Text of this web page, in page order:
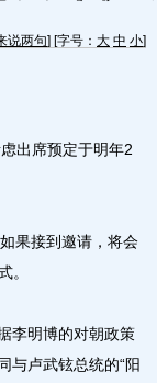
说两句] [字号： 大 中 小]
出席预定于明年2
果接到邀请，将会
。
明博的对朝政策
与卢武铉总统的“阳